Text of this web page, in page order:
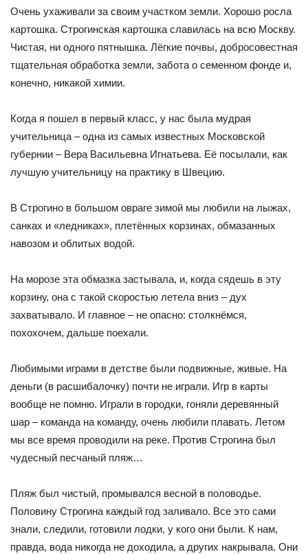
Очень ухаживали за своим участком земли. Хорошо росла
картошка. Строгинская картошка славилась на всю Москву.
Чистая, ни одного пятнышка. Лёгкие почвы, добросовестная
тщательная обработка земли, забота о семенном фонде и,
конечно, никакой химии.
Когда я пошел в первый класс, у нас была мудрая
учительница – одна из самых известных Московской
губернии – Вера Васильевна Игнатьева. Её посылали, как
лучшую учительницу на практику в Швецию.
В Строгино в большом овраге зимой мы любили на лыжах,
санках и «ледниках», плетённых корзинах, обмазанных
навозом и облитых водой.
На морозе эта обмазка застывала, и, когда сядешь в эту
корзину, она с такой скоростью летела вниз – дух
захватывало. И главное – не опасно: столкнёмся,
похохочем, дальше поехали.
Любимыми играми в детстве были подвижные, живые. На
деньги (в расшибалочку) почти не играли. Игр в карты
вообще не помню. Играли в городки, гоняли деревянный
шар – команда на команду, очень любили плавать. Летом
мы все время проводили на реке. Против Строгина был
чудесный песчаный пляж…
Пляж был чистый, промывался весной в половодье.
Половину Строгина каждый год заливало. Все это сами
знали, следили, готовили лодки, у кого они были. К нам,
правда, вода никогда не доходила, а других накрывала. Они